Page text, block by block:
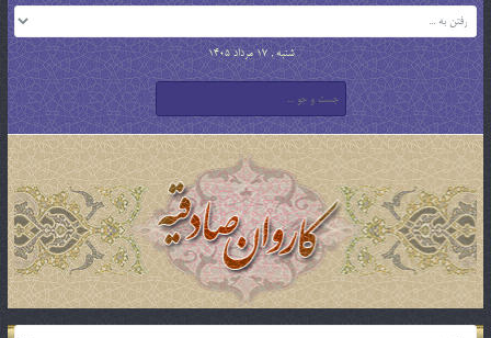
شنبه , 17 مرداد 1405